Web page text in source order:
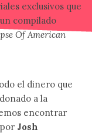
exclusivos que
compilado
Of American
el dinero que
a la
encontrar
Josh